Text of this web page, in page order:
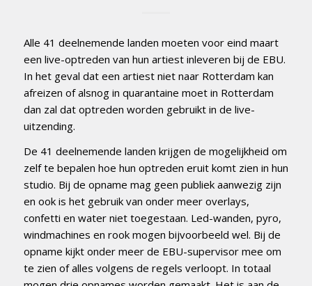
Alle 41 deelnemende landen moeten voor eind maart
een live-optreden van hun artiest inleveren bij de EBU.
In het geval dat een artiest niet naar Rotterdam kan
afreizen of alsnog in quarantaine moet in Rotterdam
dan zal dat optreden worden gebruikt in de live-
uitzending.
De 41 deelnemende landen krijgen de mogelijkheid om
zelf te bepalen hoe hun optreden eruit komt zien in hun
studio. Bij de opname mag geen publiek aanwezig zijn
en ook is het gebruik van onder meer overlays,
confetti en water niet toegestaan. Led-wanden, pyro,
windmachines en rook mogen bijvoorbeeld wel. Bij de
opname kijkt onder meer de EBU-supervisor mee om
te zien of alles volgens de regels verloopt. In totaal